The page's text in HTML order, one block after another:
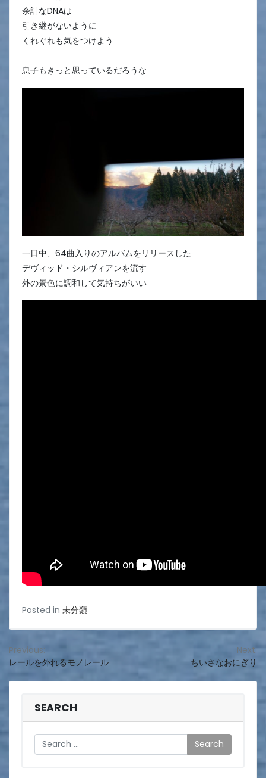
余計なDNAは
引き継がないように
くれぐれも気をつけよう
息子もきっと思っているだろうな
一日中、64曲入りのアルバムをリリースした
デヴィッド・シルヴィアンを流す
外の景色に調和して気持ちがいい
Posted in 未分類
投
稿
Previous:
レールを外れるモノレール
Next:
ちいさなおにぎり
SEARCH
Search